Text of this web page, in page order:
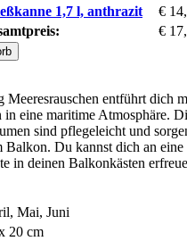
1,7 l, anthrazit
€
€
entführt dich
eine maritime Atmosphäre.
sind pflegeleicht und
Balkon. Du kannst dich an eine
in deinen Balkonkästen
Mai, Juni
20 cm